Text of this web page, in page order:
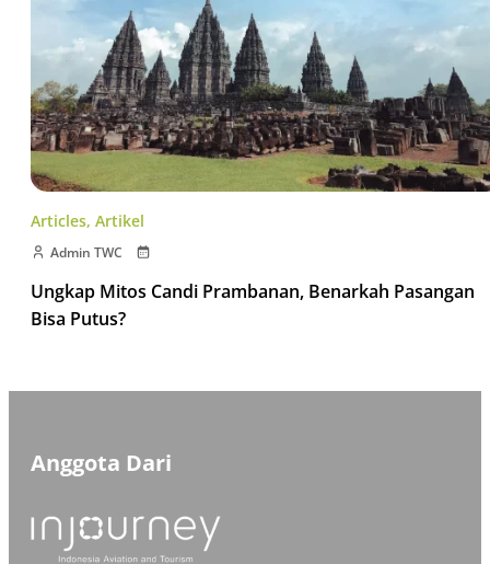
Articles, Artikel
Admin TWC
Ungkap Mitos Candi Prambanan, Benarkah Pasangan
Bisa Putus?
Anggota Dari